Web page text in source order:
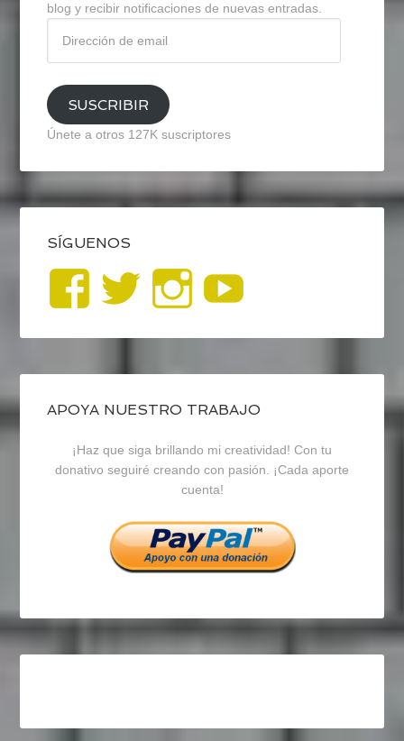
blog y recibir notificaciones de nuevas entradas.
email
SUSCRIBIR
Únete a otros 127K suscriptores
SÍGUENOS
Ver
perfil
de
blogrecursosep
en
Facebook
Ver
perfil
de
recursosep
en
Twitter
Ver
perfil
de
recursosep
en
Instagram
APOYA NUESTRO TRABAJO
¡Haz que siga brillando mi creatividad! Con tu
donativo seguiré creando con pasión. ¡Cada aporte
cuenta!